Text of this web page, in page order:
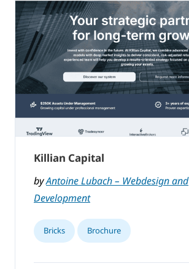
Killian Capital
byAntoine Lubach – Webdesign and
Development
Bricks Brochure